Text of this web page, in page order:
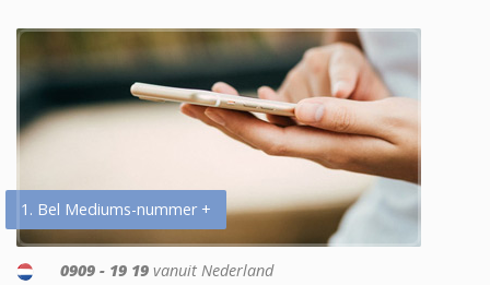
1. Bel Mediums-nummer +
0909 - 19 19 vanuit Nederland